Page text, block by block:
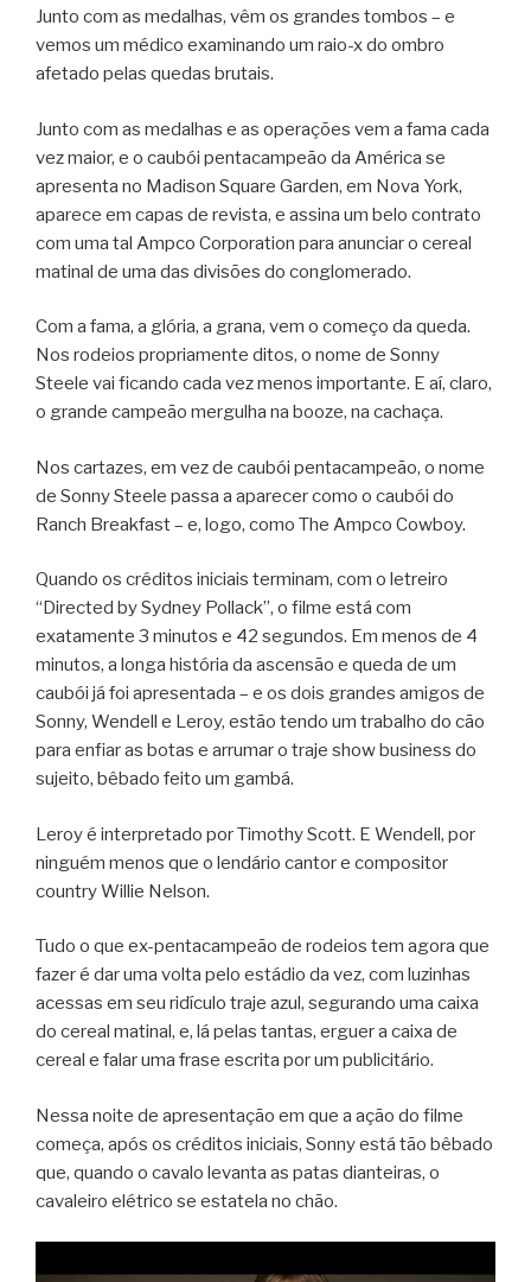
Junto com as medalhas, vêm os grandes tombos – e
vemos um médico examinando um raio-x do ombro
afetado pelas quedas brutais.
Junto com as medalhas e as operações vem a fama cada
vez maior, e o caubói pentacampeão da América se
apresenta no Madison Square Garden, em Nova York,
aparece em capas de revista, e assina um belo contrato
com uma tal Ampco Corporation para anunciar o cereal
matinal de uma das divisões do conglomerado.
Com a fama, a glória, a grana, vem o começo da queda.
Nos rodeios propriamente ditos, o nome de Sonny
Steele vai ficando cada vez menos importante. E aí, claro,
o grande campeão mergulha na booze, na cachaça.
Nos cartazes, em vez de caubói pentacampeão, o nome
de Sonny Steele passa a aparecer como o caubói do
Ranch Breakfast – e, logo, como The Ampco Cowboy.
Quando os créditos iniciais terminam, com o letreiro
“Directed by Sydney Pollack”, o filme está com
exatamente 3 minutos e 42 segundos. Em menos de 4
minutos, a longa história da ascensão e queda de um
caubói já foi apresentada – e os dois grandes amigos de
Sonny, Wendell e Leroy, estão tendo um trabalho do cão
para enfiar as botas e arrumar o traje show business do
sujeito, bêbado feito um gambá.
Leroy é interpretado por Timothy Scott. E Wendell, por
ninguém menos que o lendário cantor e compositor
country Willie Nelson.
Tudo o que ex-pentacampeão de rodeios tem agora que
fazer é dar uma volta pelo estádio da vez, com luzinhas
acessas em seu ridículo traje azul, segurando uma caixa
do cereal matinal, e, lá pelas tantas, erguer a caixa de
cereal e falar uma frase escrita por um publicitário.
Nessa noite de apresentação em que a ação do filme
começa, após os créditos iniciais, Sonny está tão bêbado
que, quando o cavalo levanta as patas dianteiras, o
cavaleiro elétrico se estatela no chão.